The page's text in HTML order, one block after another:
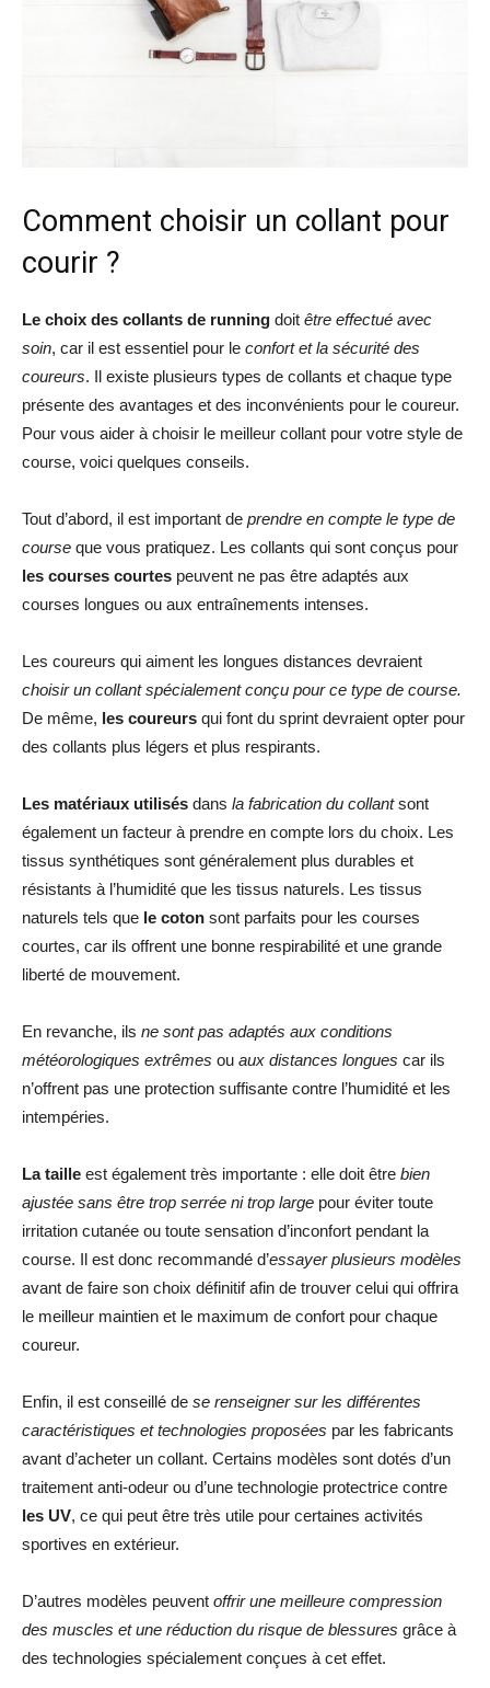
Comment choisir un collant pour
courir ?
Le choix des collants de running doit être effectué avec
soin, car il est essentiel pour le confort et la sécurité des
coureurs. Il existe plusieurs types de collants et chaque type
présente des avantages et des inconvénients pour le coureur.
Pour vous aider à choisir le meilleur collant pour votre style de
course, voici quelques conseils.
Tout d’abord, il est important de prendre en compte le type de
course que vous pratiquez. Les collants qui sont conçus pour
les courses courtes peuvent ne pas être adaptés aux
courses longues ou aux entraînements intenses.
Les coureurs qui aiment les longues distances devraient
choisir un collant spécialement conçu pour ce type de course.
De même, les coureurs qui font du sprint devraient opter pour
des collants plus légers et plus respirants.
Les matériaux utilisés dans la fabrication du collantsont
également un facteur à prendre en compte lors du choix. Les
tissus synthétiques sont généralement plus durables et
résistants à l’humidité que les tissus naturels. Les tissus
naturels tels que le coton sont parfaits pour les courses
courtes, car ils offrent une bonne respirabilité et une grande
liberté de mouvement.
En revanche, ils ne sont pas adaptés aux conditions
météorologiques extrêmes ou aux distances longues car ils
n’offrent pas une protection suffisante contre l’humidité et les
intempéries.
La taille est également très importante : elle doit être bien
ajustée sans être trop serrée ni trop large pour éviter toute
irritation cutanée ou toute sensation d’inconfort pendant la
course. Il est donc recommandé d’essayer plusieurs modèles
avant de faire son choix définitif afin de trouver celui qui offrira
le meilleur maintien et le maximum de confort pour chaque
coureur.
Enfin, il est conseillé de se renseigner sur les différentes
caractéristiques et technologies proposées par les fabricants
avant d’acheter un collant. Certains modèles sont dotés d’un
traitement anti-odeur ou d’une technologie protectrice contre
les UV, ce qui peut être très utile pour certaines activités
sportives en extérieur.
D’autres modèles peuvent offrir une meilleure compression
des muscles et une réduction du risque de blessures grâce à
des technologies spécialement conçues à cet effet.